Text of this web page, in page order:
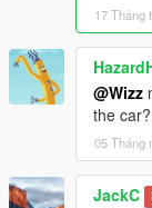
17 Tháng
@Wizz
the
05 Tháng
JackC